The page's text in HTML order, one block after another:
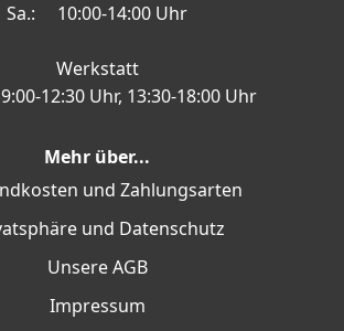
Sa.: 10:00-14:00 Uhr
Werkstatt
12:30 Uhr, 13:30-18:00 Uhr
Mehr über...
und Zahlungsarten
und Datenschutz
Unsere AGB
Impressum